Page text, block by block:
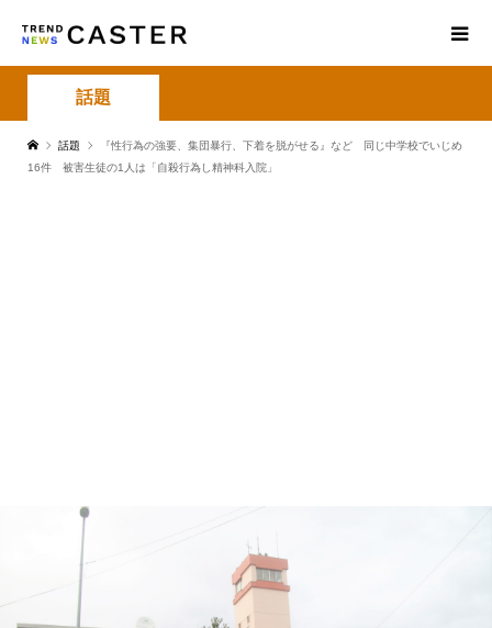
話題
話題
『性行為の強要、集団暴行、下着を脱がせる』など 同じ中学校でいじめ
16件 被害生徒の1人は「自殺行為し精神科入院」